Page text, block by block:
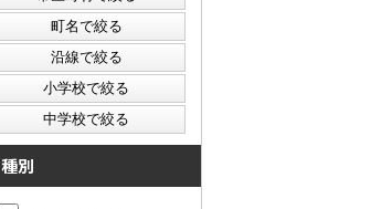
種別